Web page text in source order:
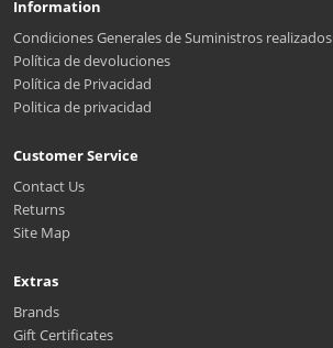
Information
Condiciones Generales de Suministros realizados
Política de devoluciones
Política de Privacidad
Politica de privacidad
Customer Service
Contact Us
Returns
Site Map
Extras
Brands
Gift Certificates